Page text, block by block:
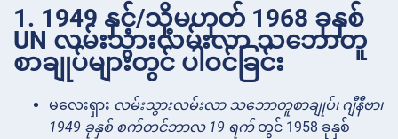
1. 1949 နှင့်/သို့မဟုတ် 1968 ခုနှစ်
UN လမ်းသွားလမ်းလာ သဘောတူ
စာချုပ်များတွင် ပါဝင်ခြင်း
မလေးရှား လမ်းသွားလမ်းလာ သဘောတူစာချုပ်၊ ဂျီနီဗာ၊
1949 ခုနှစ် စက်တင်ဘာလ 19 ရက်တွင် 1958 ခုနှစ်